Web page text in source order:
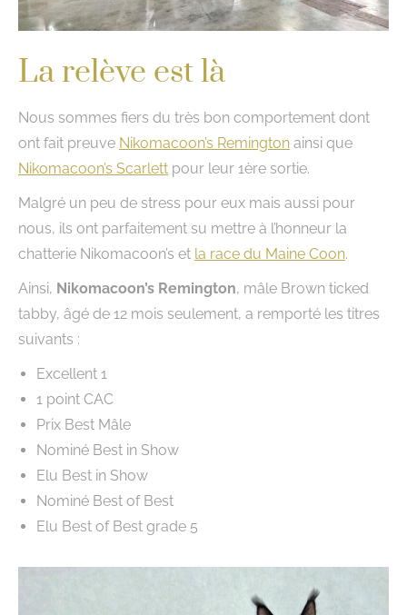
La relève est là
Nous sommes fiers du très bon comportement dont
ont fait preuve Nikomacoon’s Remington ainsi que
Nikomacoon’s Scarlett pour leur 1ère sortie.
Malgré un peu de stress pour eux mais aussi pour
nous, ils ont parfaitement su mettre à l’honneur la
chatterie Nikomacoon’s et la race du Maine Coon.
Ainsi, Nikomacoon’s Remington, mâle Brown ticked
tabby, âgé de 12 mois seulement, a remporté les titres
suivants :
Excellent 1
1 point CAC
Prix Best Mâle
Nominé Best in Show
Elu Best in Show
Nominé Best of Best
Elu Best of Best grade 5